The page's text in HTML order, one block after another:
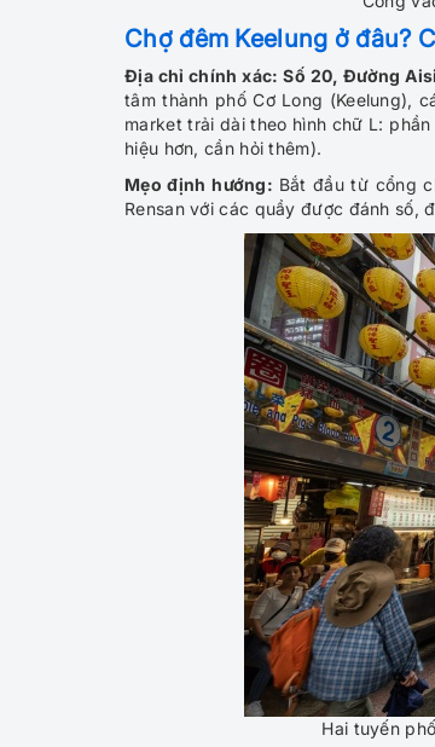
Chợ đêm Keelung ở đâu?
Địa chỉ chính xác: Số 20, Đường
tâm thành phố Cơ Long (Keelung),
market trải dài theo hình chữ L:
hiệu hơn, cần hỏi thêm).
Mẹo định hướng: Bắt đầu từ cổng
Rensan với các quầy được đánh số,
Hai tuyến